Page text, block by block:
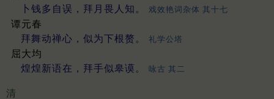
卜钱多自误，拜月畏人知。
戏效艳词杂体 其十七
谭元春
拜舞动禅心，似为下根赘。
礼学公塔
屈大均
煌煌新语在，拜手似皋谟。
咏古 其二
清